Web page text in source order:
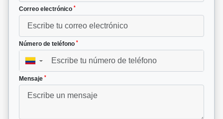
Correo electrónico *
Número de teléfono *
▼
Mensaje *